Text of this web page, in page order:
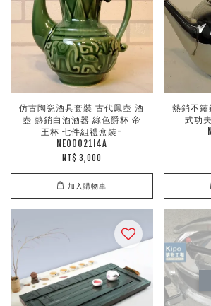
仿古陶瓷酒具套裝 古代鳳壺 酒
壺 熱銷白酒酒器 綠色爵杯 帝
王杯 七件組禮盒裝-
NEO0021I4A
NT$ 3,000
加入購物車
熱銷不鏽
式功